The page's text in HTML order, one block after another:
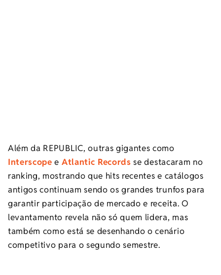
Além da REPUBLIC, outras gigantes como
Interscope e Atlantic Records se destacaram no
ranking, mostrando que hits recentes e catálogos
antigos continuam sendo os grandes trunfos para
garantir participação de mercado e receita. O
levantamento revela não só quem lidera, mas
também como está se desenhando o cenário
competitivo para o segundo semestre.